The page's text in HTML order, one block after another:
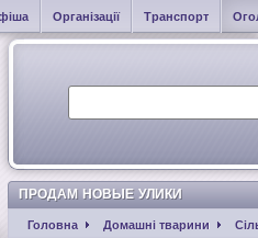
Організації Транспорт
ПРОДАМ НОВЫЕ УЛИКИ
Головна Домашні тварини